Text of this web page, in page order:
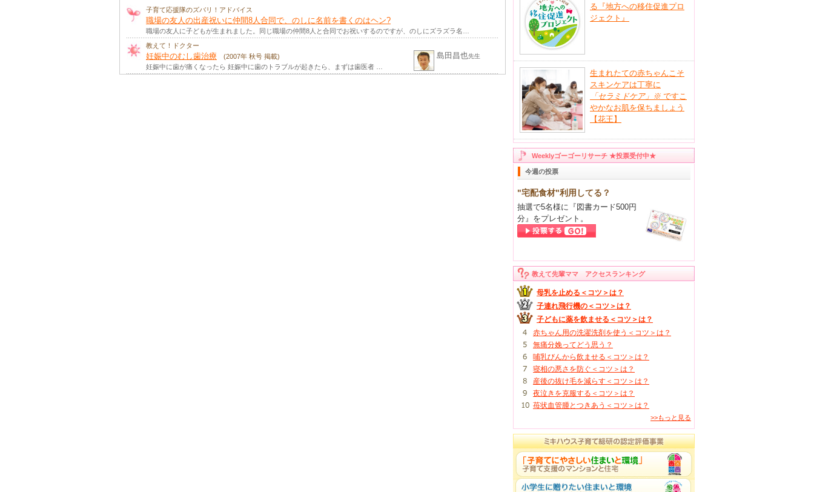
子育て応援隊のズバリ！アドバイス
職場の友人の出産祝いに仲間8人合同で、のしに名前を書くのはヘン?
職場の友人に子どもが生まれました。同じ職場の仲間8人と合同でお祝いするのですが、のしにズラズラ名…
教えて！ドクター
妊娠中のむし歯治療
(2007年 秋号 掲載)
妊娠中に歯が痛くなったら 妊娠中に歯のトラブルが起きたら、まずは歯医者 …
島田昌也先生
る『地方への移住促進プロ
ジェクト』
生まれたての赤ちゃんこそ
スキンケアは丁寧に
「セラミドケア」 ※ ですこ
やかなお肌を保ちましょう
【花王】
Weeklyゴーゴーリサーチ ★投票受付中★
今週の投票
"宅配食材"利用してる？
抽選で5名様に『図書カード500円
分』をプレゼント。
教えて先輩ママ アクセスランキング
母乳を止める＜コツ＞は？
子連れ飛行機の＜コツ＞は？
子どもに薬を飲ませる＜コツ＞は？
赤ちゃん用の洗濯洗剤を使う＜コツ＞は？
無痛分娩ってどう思う？
哺乳びんから飲ませる＜コツ＞は？
寝相の悪さを防ぐ＜コツ＞は？
産後の抜け毛を減らす＜コツ＞は？
夜泣きを克服する＜コツ＞は？
苺状血管腫とつきあう＜コツ＞は？
>>もっと見る